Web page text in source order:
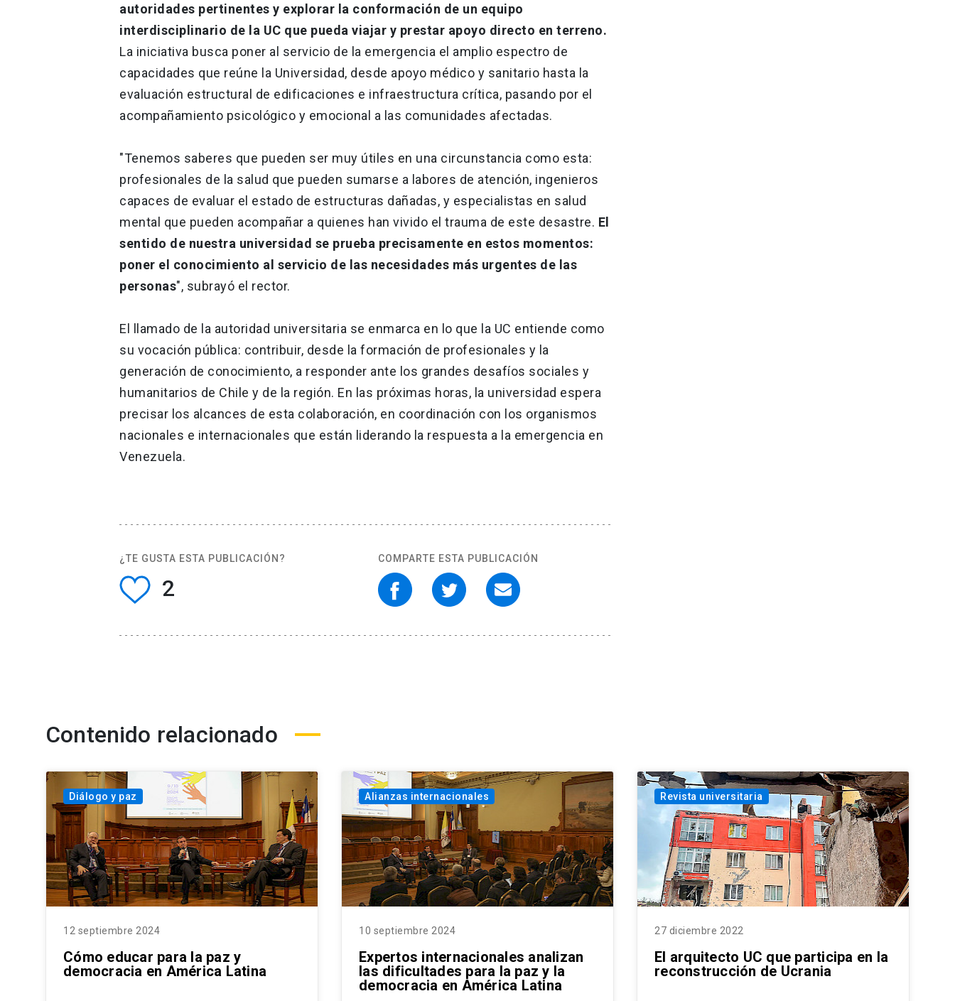
autoridades pertinentes y explorar la conformación de un equipo
interdisciplinario de la UC que pueda viajar y prestar apoyo directo en terreno.
La iniciativa busca poner al servicio de la emergencia el amplio espectro de
capacidades que reúne la Universidad, desde apoyo médico y sanitario hasta la
evaluación estructural de edificaciones e infraestructura crítica, pasando por el
acompañamiento psicológico y emocional a las comunidades afectadas.
"Tenemos saberes que pueden ser muy útiles en una circunstancia como esta:
profesionales de la salud que pueden sumarse a labores de atención, ingenieros
capaces de evaluar el estado de estructuras dañadas, y especialistas en salud
mental que pueden acompañar a quienes han vivido el trauma de este desastre. El
sentido de nuestra universidad se prueba precisamente en estos momentos:
poner el conocimiento al servicio de las necesidades más urgentes de las
personas", subrayó el rector.
El llamado de la autoridad universitaria se enmarca en lo que la UC entiende como
su vocación pública: contribuir, desde la formación de profesionales y la
generación de conocimiento, a responder ante los grandes desafíos sociales y
humanitarios de Chile y de la región. En las próximas horas, la universidad espera
precisar los alcances de esta colaboración, en coordinación con los organismos
nacionales e internacionales que están liderando la respuesta a la emergencia en
Venezuela.
¿TE GUSTA ESTA PUBLICACIÓN?
2
COMPARTE ESTA PUBLICACIÓN
Contenido relacionado
Diálogo y paz
12 septiembre 2024
Cómo educar para la paz y
democracia en América Latina
Alianzas internacionales
10 septiembre 2024
Expertos internacionales analizan
las dificultades para la paz y la
democracia en América Latina
Revista universitaria
27 diciembre 2022
El arquitecto UC que participa en la
reconstrucción de Ucrania